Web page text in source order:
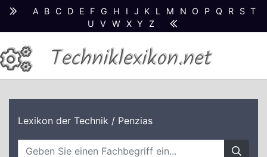
A B C D E F G H I J K L M N O P Q R S T
U
V W X Y Z
Techniklexikon.net
Lexikon der Technik / Penzias